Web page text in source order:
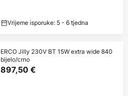
Vrijeme isporuke: 5 - 6 tjedna
ERCO Jilly 230V BT 15W extra wide 840
bijelo/crno
897,50 €